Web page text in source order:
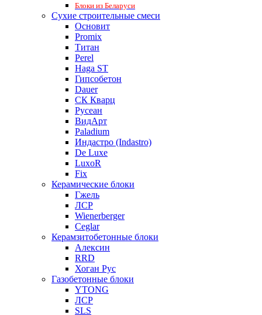
Блоки из Беларуси
Сухие строительные смеси
Основит
Promix
Титан
Perel
Haga ST
Гипсобетон
Dauer
СК Кварц
Русеан
ВидАрт
Paladium
Индастро (Indastro)
De Luxe
LuxoR
Fix
Керамические блоки
Гжель
ЛСР
Wienerberger
Ceglar
Керамзитобетонные блоки
Алексин
RRD
Хоган Рус
Газобетонные блоки
YTONG
ЛСР
SLS